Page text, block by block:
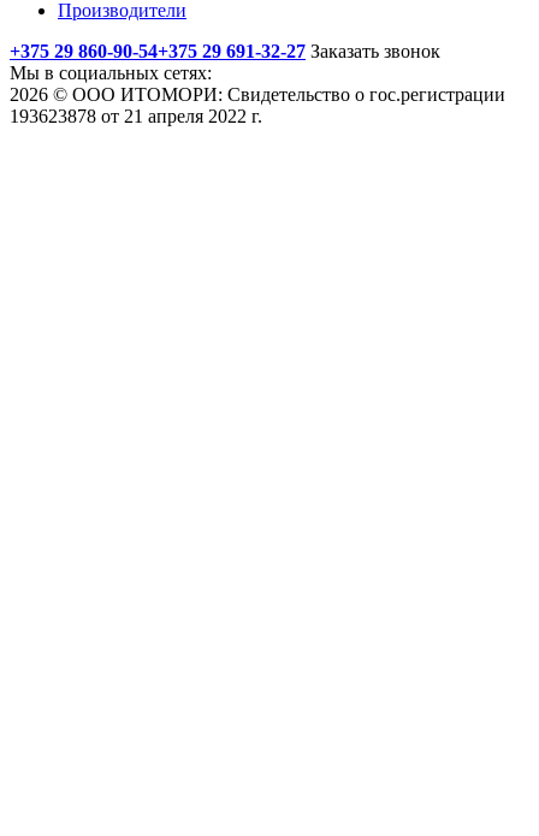
Производители
+375 29 860-90-54+375 29 691-32-27 Заказать звонок
Мы в социальных сетях:
2026 © ООО ИТОМОРИ: Свидетельство о гос.регистрации
193623878 от 21 апреля 2022 г.